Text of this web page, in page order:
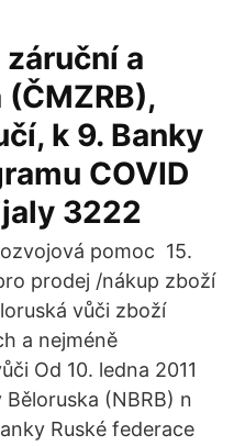
a
k 9. Banky
COVID
3222
pomoc 15.
prodej /nákup zboží
vůči zboží
a nejméně
Od 10. ledna 2011
(NBRB) n
Ruské federace